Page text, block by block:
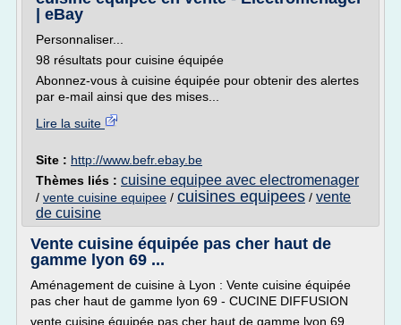
| eBay
Personnaliser...
98 résultats pour cuisine équipée
Abonnez-vous à cuisine équipée pour obtenir des alertes
par e-mail ainsi que des mises...
Lire la suite
Site : http://www.befr.ebay.be
Thèmes liés : cuisine equipee avec electromenager
/ vente cuisine equipee / cuisines equipees / vente
de cuisine
Vente cuisine équipée pas cher haut de
gamme lyon 69 ...
Aménagement de cuisine à Lyon : Vente cuisine équipée
pas cher haut de gamme lyon 69 - CUCINE DIFFUSION
vente cuisine équipée pas cher haut de gamme lyon 69